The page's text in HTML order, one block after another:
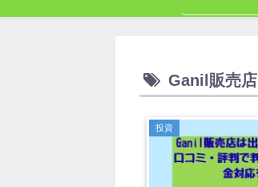
Ganil販売店
投資